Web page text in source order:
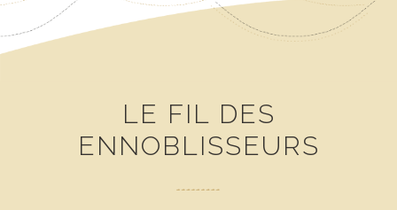
LE FIL DES
ENNOBLISSEURS